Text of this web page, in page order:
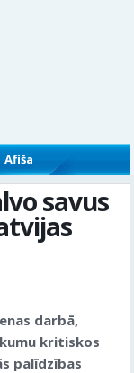
Afiša
savus
darbā,
kritiskos
palīdzības